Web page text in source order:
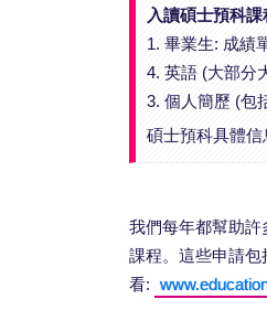
入讀碩士預科
1. 畢業生: 成績
4. 英語 (大部分
3. 個人簡歷 (包
碩士預科具體信
我們每年都幫助
課程。這些申請
看: